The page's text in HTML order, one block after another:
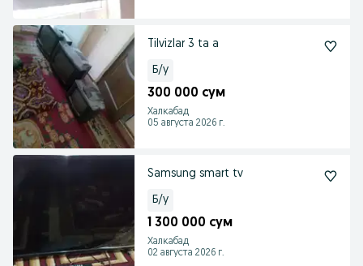
Tilvizlar 3 ta a
Б/у
300 000 сум
Халкабад
05 августа 2026 г.
Samsung smart tv
Б/у
1 300 000 сум
Халкабад
02 августа 2026 г.